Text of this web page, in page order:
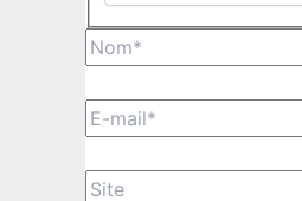
Nom*
E-
mail*
Site